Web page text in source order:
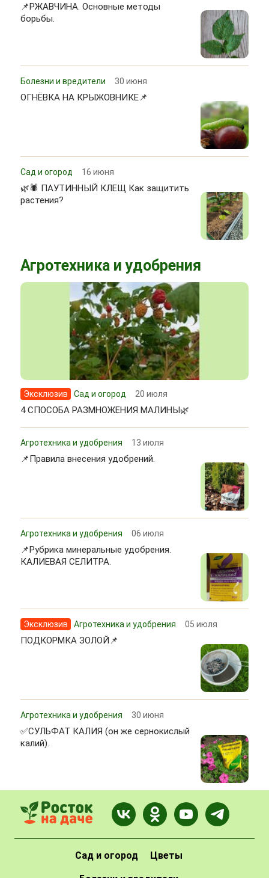
📌РЖАВЧИНА. Основные методы
борьбы.
Болезни и вредители 30 июня
ОГНЁВКА НА КРЫЖОВНИКЕ📌
Сад и огород 16 июня
🌿🕷 ПАУТИННЫЙ КЛЕЩ Как защитить
растения?
Агротехника и удобрения
Эксклюзив Сад и огород 20 июля
4 СПОСОБА РАЗМНОЖЕНИЯ МАЛИНЫ🌿
Агротехника и удобрения 13 июля
📌Правила внесения удобрений.
Агротехника и удобрения 06 июля
📌Рубрика минеральные удобрения.
КАЛИЕВАЯ СЕЛИТРА.
Эксклюзив Агротехника и удобрения 05 июля
ПОДКОРМКА ЗОЛОЙ📌
Агротехника и удобрения 30 июня
✅СУЛЬФАТ КАЛИЯ (он же сернокислый
калий).
Сад и огород Цветы